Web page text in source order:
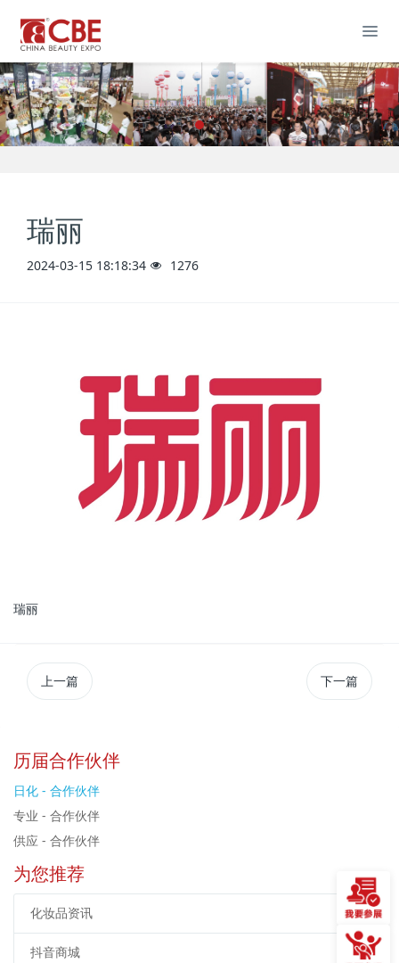
瑞丽
2024-03-15 18:18:34 1276
瑞丽
上一篇 下一篇
历届合作伙伴
日化 - 合作伙伴
专业 - 合作伙伴
供应 - 合作伙伴
为您推荐
化妆品资讯
抖音商城